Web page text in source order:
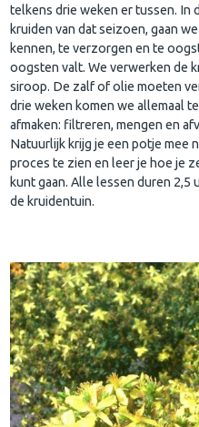
telkens drie weken er tussen. In
kruiden van dat seizoen, gaan
kennen, te verzorgen en te
oogsten valt. We verwerken de
siroop. De zalf of olie moeten
drie weken komen we allemaal
afmaken: filtreren, mengen en
Natuurlijk krijg je een potje mee
proces te zien en leer je hoe je
kunt gaan. Alle lessen duren 2,5
de kruidentuin.